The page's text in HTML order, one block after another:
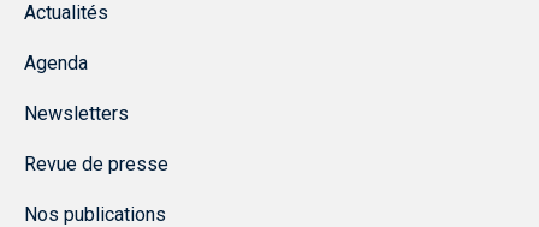
Actualités
Agenda
Newsletters
Revue de presse
Nos publications